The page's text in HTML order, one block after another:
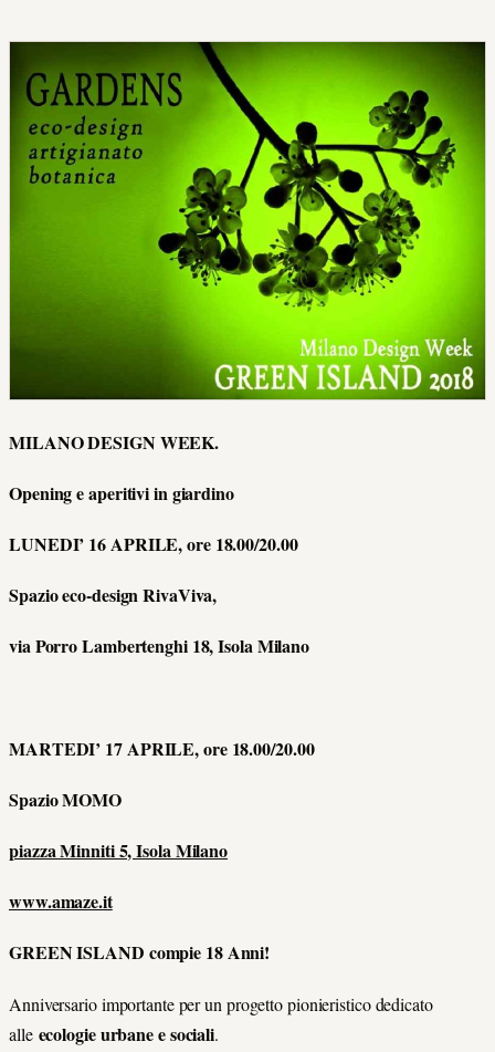
MILANO DESIGN WEEK.
Opening e aperitivi in giardino
LUNEDI’ 16 APRILE, ore 18.00/20.00
Spazio eco-design RivaViva,
via Porro Lambertenghi 18, Isola Milano
MARTEDI’ 17 APRILE, ore 18.00/20.00
Spazio MOMO
piazza Minniti 5, Isola Milano
www.amaze.it
GREEN ISLAND compie 18 Anni!
Anniversario importante per un progetto pionieristico dedicato
alle ecologie urbane e sociali.